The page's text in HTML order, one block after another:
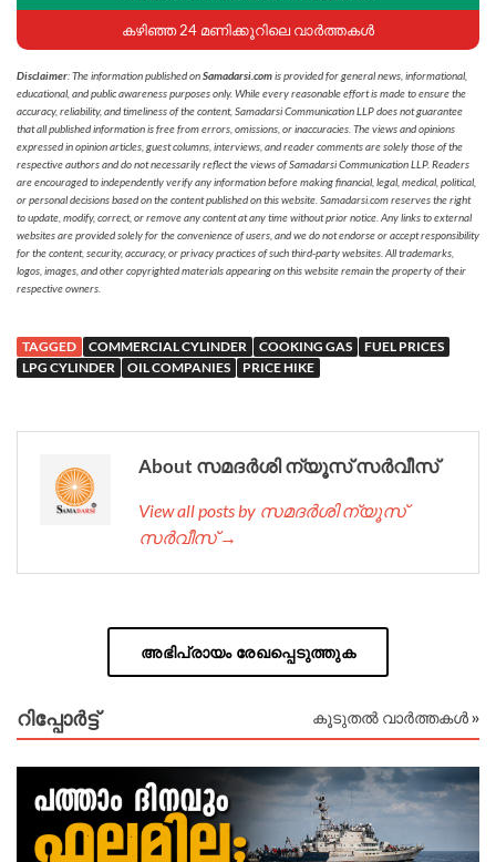
കഴിഞ്ഞ 24 മണിക്കൂറിലെ വാർത്തകൾ
Disclaimer: The information published onSamadarsi.comis provided for general news, informational,
educational, and public awareness purposes only. While every reasonable effort is made to ensure the
accuracy, reliability, and timeliness of the content, Samadarsi Communication LLP does not guarantee
that all published information is free from errors, omissions, or inaccuracies. The views and opinions
expressed in opinion articles, guest columns, interviews, and reader comments are solely those of the
respective authors and do not necessarily reflect the views of Samadarsi Communication LLP. Readers
are encouraged to independently verify any information before making financial, legal, medical, political,
or personal decisions based on the content published on this website. Samadarsi.com reserves the right
to update, modify, correct, or remove any content at any time without prior notice. Any links to external
websites are provided solely for the convenience of users, and we do not endorse or accept responsibility
for the content, security, accuracy, or privacy practices of such third-party websites. All trademarks,
logos, images, and other copyrighted materials appearing on this website remain the property of their
respective owners.
TAGGED COMMERCIAL CYLINDER COOKING GAS
FUEL PRICES
LPG CYLINDER
OIL COMPANIES PRICE HIKE
About സമദർശി ന്യൂസ് സർവീസ്
View all posts by സമദർശി ന്യൂസ്
സർവീസ് →
അഭിപ്രായം രേഖപ്പെടുത്തുക
റിപ്പോര്‍ട്ട് കൂടുതൽ വാർത്തകൾ »